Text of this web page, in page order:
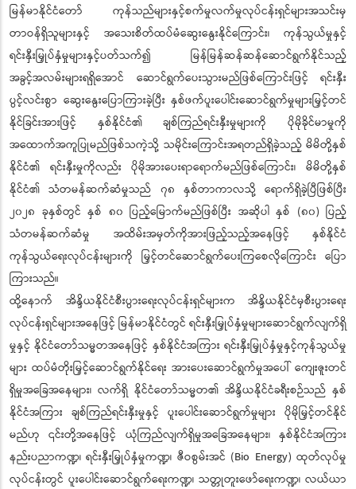
မြန်မာနိုင်ငံတော် ကုန်သည်များနှင့်စက်မှုလက်မှုလုပ်ငန်းရှင်များအသင်းမှ
တာဝန်ရှိသူများနှင့် အသေးစိတ်ထပ်မံဆွေးနွေးနိုင်ကြောင်း၊ ကုန်သွယ်မှုနှင့်
ရင်းနှီးမြှုပ်နှံမှုများနှင့်ပတ်သက်၍ မြန်မြန်ဆန်ဆန်ဆောင်ရွက်နိုင်သည့်
အခွင့်အလမ်းများရရှိအောင် ဆောင်ရွက်ပေးသွားမည်ဖြစ်ကြောင်းဖြင့် ရင်းနှီး
ပွင့်လင်းစွာ ဆွေးနွေးပြောကြားခဲ့ပြီး နှစ်ဖက်ပူးပေါင်းဆောင်ရွက်မှုများမြှင့်တင်
နိုင်ခြင်းအားဖြင့် နှစ်နိုင်ငံ၏ ချစ်ကြည်ရင်းနှီးမှုများကို ပိုမိုခိုင်မာမှုကို
အထောက်အကူပြုမည်ဖြစ်သကဲ့သို့ သမိုင်းကြောင်းအရတည်ရှိခဲ့သည့် မိမိတို့နှစ်
နိုင်ငံ၏ ရင်းနှီးမှုကိုလည်း ပိုမိုအားပေးရာရောက်မည်ဖြစ်ကြောင်း၊ မိမိတို့နှစ်
နိုင်ငံ၏ သံတမန်ဆက်ဆံမှုသည် ၇၈ နှစ်တာကာလသို့ ရောက်ရှိခဲ့ပြီဖြစ်ပြီး
၂၀၂၈ ခုနှစ်တွင် နှစ် ၈၀ ပြည့်မြောက်မည်ဖြစ်ပြီး အဆိုပါ နှစ် (၈၀) ပြည့်
သံတမန်ဆက်ဆံမှု အထိမ်းအမှတ်ကိုအားဖြည့်သည့်အနေဖြင့် နှစ်နိုင်ငံ
ကုန်သွယ်ရေးလုပ်ငန်းများကို မြှင့်တင်ဆောင်ရွက်ပေးကြစေလိုကြောင်း ပြော
ကြားသည်။
ထို့နောက် အိန္ဒိယနိုင်ငံစီးပွားရေးလုပ်ငန်းရှင်များက အိန္ဒိယနိုင်ငံမှစီးပွားရေး
လုပ်ငန်းရှင်များအနေဖြင့် မြန်မာနိုင်ငံတွင် ရင်းနှီးမြှုပ်နှံမှုများဆောင်ရွက်လျက်ရှိ
မှုနှင့် နိုင်ငံတော်သမ္မတအနေဖြင့် နှစ်နိုင်ငံအကြား ရင်းနှီးမြှုပ်နှံမှုနှင့်ကုန်သွယ်မှု
များ ထပ်မံတိုးမြှင့်ဆောင်ရွက်နိုင်ရေး အားပေးဆောင်ရွက်မှုအပေါ် ကျေးဇူးတင်
ရှိမှုအခြေအနေများ၊ လက်ရှိ နိုင်ငံတော်သမ္မတ၏ အိန္ဒိယနိုင်ငံခရီးစဉ်သည် နှစ်
နိုင်ငံအကြား ချစ်ကြည်ရင်းနှီးမှုနှင့် ပူးပေါင်းဆောင်ရွက်မှုများ ပိုမိုမြှင့်တင်နိုင်
မည်ဟု ၎င်းတို့အနေဖြင့် ယုံကြည်လျက်ရှိမှုအခြေအနေများ၊ နှစ်နိုင်ငံအကြား
နည်းပညာကဏ္ဍ၊ ရင်းနှီးမြှုပ်နှံမှုကဏ္ဍ၊ ဇီဝစွမ်းအင် (Bio Energy) ထုတ်လုပ်မှု
လုပ်ငန်းတွင် ပူးပေါင်းဆောင်ရွက်ရေးကဏ္ဍ၊ သတ္တုတူးဖော်ရေးကဏ္ဍ၊ လယ်ယာ